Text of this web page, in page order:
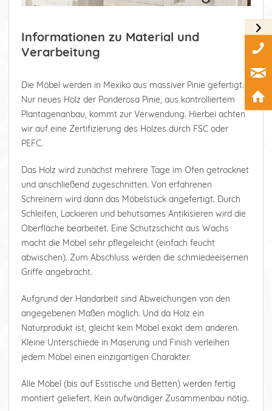
Informationen zu Material und
Verarbeitung
Die Möbel werden in Mexiko aus massiver Pinie gefertigt.
Nur neues Holz der Ponderosa Pinie, aus kontrolliertem
Plantagenanbau, kommt zur Verwendung. Hierbei achten
wir auf eine Zertifizierung des Holzes durch FSC oder
PEFC.
Das Holz wird zunächst mehrere Tage im Ofen getrocknet
und anschließend zugeschnitten. Von erfahrenen
Schreinern wird dann das Möbelstück angefertigt. Durch
Schleifen, Lackieren und behutsames Antikisieren wird die
Oberfläche bearbeitet. Eine Schutzschicht aus Wachs
macht die Möbel sehr pflegeleicht (einfach feucht
abwischen). Zum Abschluss werden die schmiedeeisernen
Griffe angebracht.
Aufgrund der Handarbeit sind Abweichungen von den
angegebenen Maßen möglich. Und da Holz ein
Naturprodukt ist, gleicht kein Möbel exakt dem anderen.
Kleine Unterschiede in Maserung und Finish verleihen
jedem Möbel einen einzigartigen Charakter.
Alle Möbel (bis auf Esstische und Betten) werden fertig
montiert geliefert. Kein aufwändiger Zusammenbau nötig.